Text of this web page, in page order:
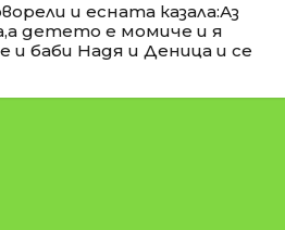
и есната казала:Аз
детето е момиче и я
и баби Надя и Деница и се